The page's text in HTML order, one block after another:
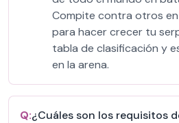
Compite contra otros
para hacer crecer tu
tabla de clasificación y
en la arena.
Q:¿Cuáles son los requisitos